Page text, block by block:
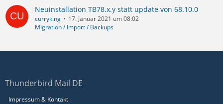
Neuinstallation TB78.x.y statt update von 68.10.0
curryking
17. Januar 2021 um 08:02
Migration / Import / Backups
Thunderbird Mail DE
Impressum & Kontakt